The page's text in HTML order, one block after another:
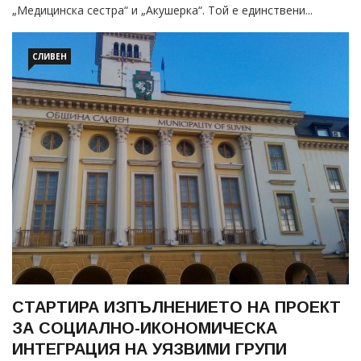
„Медицинска сестра“ и „Акушерка“. Той е единствени...
СЛИВЕН
СТАРТИРА ИЗПЪЛНЕНИЕТО НА ПРОЕКТ
ЗА СОЦИАЛНО-ИКОНОМИЧЕСКА
ИНТЕГРАЦИЯ НА УЯЗВИМИ ГРУПИ